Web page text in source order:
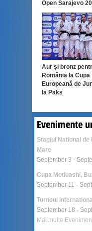
Open Sarajevo
Aur și bronz
România la Cupa
Europeană de
la Paks
Evenimente
Stagiul National de
Mare
September 3 -
Cupa Motiuashi,
September 11 -
Turneul
September 18 -
Mai multe